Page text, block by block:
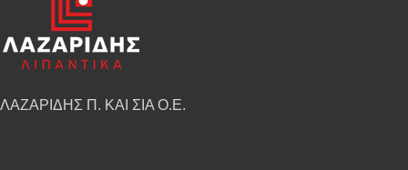
ΛΑΖΑΡΙΔΗΣ Π. ΚΑΙ ΣΙΑ Ο.Ε.